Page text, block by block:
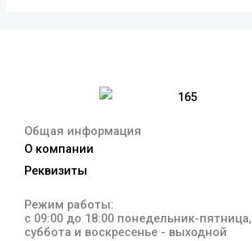
Общая информация
О компании
Реквизиты
Режим работы:
с 09:00 до 18:00 понедельник-пятница,
суббота и воскресенье - выходной